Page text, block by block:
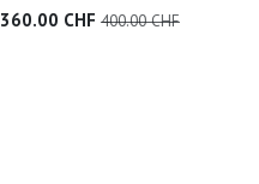
360.00 CHF 400.00CHF